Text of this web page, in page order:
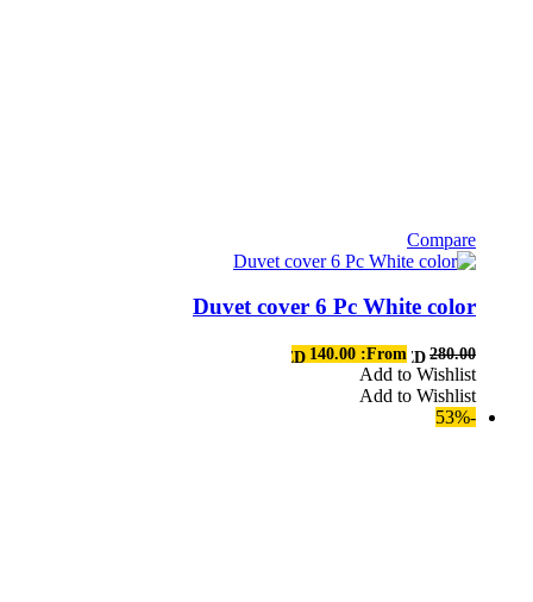
Compare
هناك
من
Duvet cover 6 Pc White color
AED 280.00
From:
AED 140.00
Add to Wishlist
Add to Wishlist
-53%